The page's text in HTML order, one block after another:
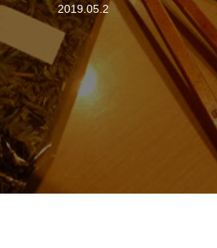
2019.05.2